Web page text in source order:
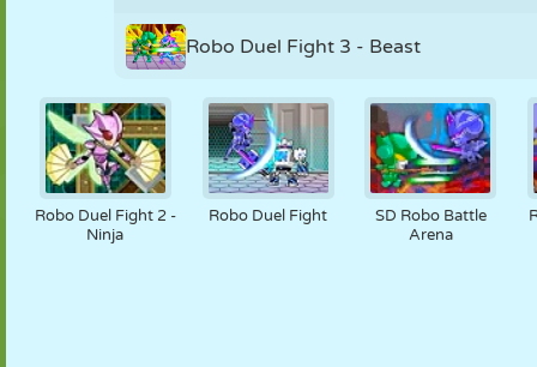
Robo Duel Fight 3 - Beast
Robo Duel Fight 2 -
Ninja
Robo Duel Fight
SD Robo Battle
Arena